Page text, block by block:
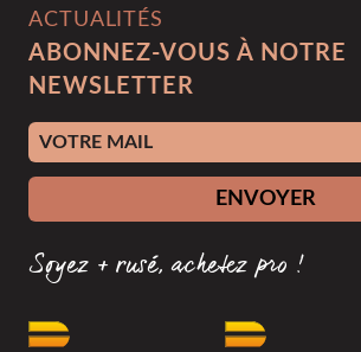
ACTUALITÉS
ABONNEZ-VOUS À NOTRE
NEWSLETTER
Adresse e-mail
ENVOYER
Soyez + rusé, achetez pro !